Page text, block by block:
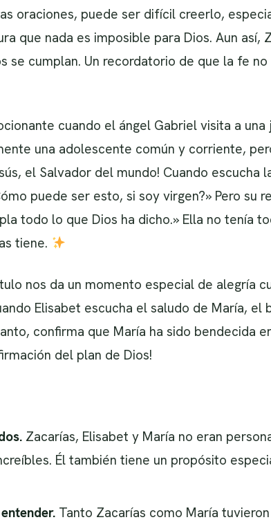
oraciones, puede ser difícil creerlo,
que nada es imposible para Dios. Aun así,
se cumplan. Un recordatorio de que la fe
cuando el ángel Gabriel visita a
una adolescente común y corriente,
el Salvador del mundo! Cuando escucha
puede ser esto, si soy virgen?» Pero su
todo lo que Dios ha dicho.» Ella no tenía
tiene.
nos da un momento especial de alegría
Elisabet escucha el saludo de María,
confirma que María ha sido bendecida
del plan de Dios!
Zacarías, Elisabet y María no eran
Él también tiene un propósito
Tanto Zacarías como María